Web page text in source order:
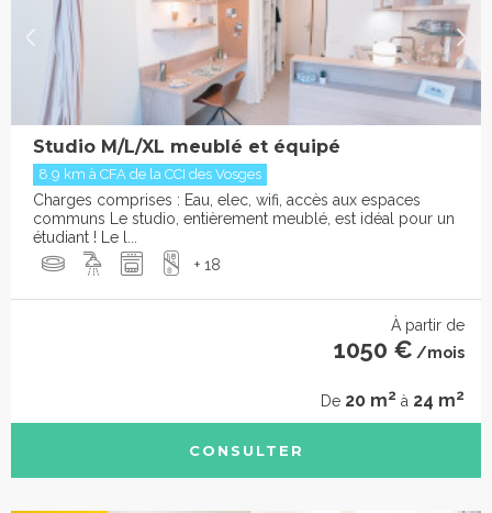
Studio M/L/XL meublé et équipé
8.9 km à CFA de la CCI des Vosges
Charges comprises : Eau, elec, wifi, accès aux espaces
communs Le studio, entièrement meublé, est idéal pour un
étudiant ! Le l...
+ 18
À partir de
1050 € /mois
De 20 m2 à 24 m2
CONSULTER